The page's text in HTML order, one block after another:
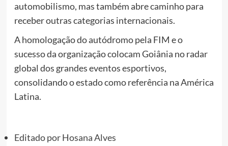
automobilismo, mas também abre caminho para
receber outras categorias internacionais.
A homologação do autódromo pela FIM e o
sucesso da organização colocam Goiânia no radar
global dos grandes eventos esportivos,
consolidando o estado como referência na América
Latina.
Editado porHosana Alves